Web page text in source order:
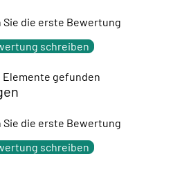
Sie die erste Bewertung
schreiben
Elemente gefunden
Sie die erste Bewertung
schreiben